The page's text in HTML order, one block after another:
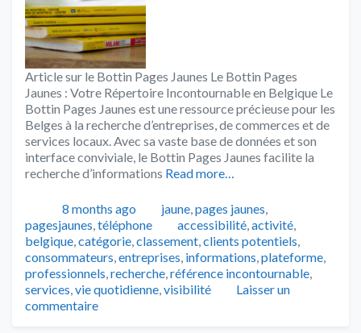
Article sur le Bottin Pages Jaunes Le Bottin Pages
Jaunes : Votre Répertoire Incontournable en Belgique Le
Bottin Pages Jaunes est une ressource précieuse pour les
Belges à la recherche d’entreprises, de commerces et de
services locaux. Avec sa vaste base de données et son
interface conviviale, le Bottin Pages Jaunes facilite la
recherche d’informations Read more…
Publié
8 months ago Catégories
jaune,pages jaunes,
pagesjaunes,téléphone Tags
accessibilité,activité,
belgique,catégorie,classement,clients potentiels,
consommateurs,entreprises, informations,plateforme,
professionnels,recherche,référence incontournable,
services,vie quotidienne,visibilité
Laisser un
commentaire